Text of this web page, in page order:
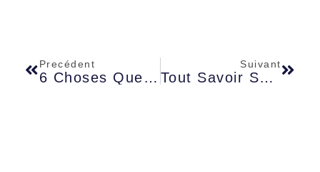
Precédent
6 Choses Que J’aurais Aimé Savoir Avant De Partir En Martinique
Suivant
Tout Savoir Sur Les Matelas Reconditionnés